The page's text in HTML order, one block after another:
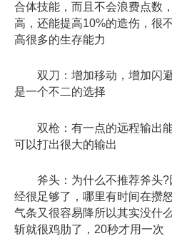
合体技能，而且不会浪费点数
高，还能提高10%的造伤，很
高很多的生存能力
双刀：增加移动，增加闪避
是一个不二的选择
双枪：有一点的远程输出能
可以打出很大的输出
斧头：为什么不推荐斧头?
经很足够了，哪里有时间在攒
气条又很容易降所以其实没什
斩就很鸡肋了，20秒才用一次